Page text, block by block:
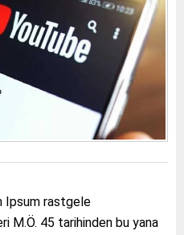
Ipsum rastgele
M.Ö. 45 tarihinden bu yana